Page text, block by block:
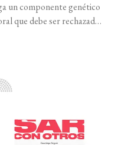
un componente genético
que debe ser rechazado